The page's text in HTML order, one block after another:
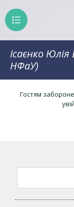
Ісаєнко
НФаУ)
Гостям